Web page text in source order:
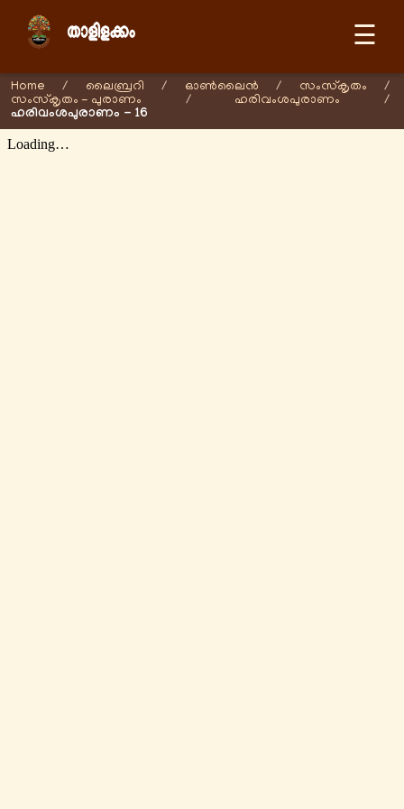
☰
Home / ലൈബ്രറി / ഓണ്‍ലൈന്‍ / സംസ്കൃതം
/
സംസ്കൃതം - പുരാണം
/ ഹരിവംശപുരാണം /
ഹരിവംശപുരാണം - 16